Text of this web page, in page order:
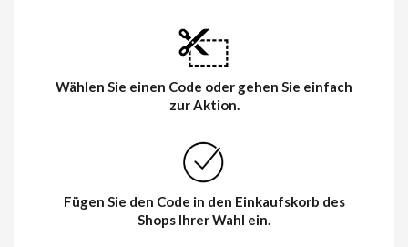
Wählen Sie einen Code oder gehen Sie einfach
zur Aktion.
Fügen Sie den Code in den Einkaufskorb des
Shops Ihrer Wahl ein.